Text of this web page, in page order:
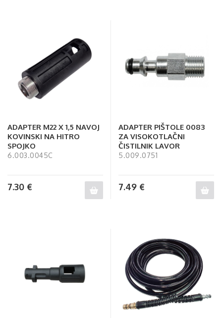
ADAPTER M22 X 1,5 NAVOJ
KOVINSKI NA HITRO
SPOJKO
6.003.0045C
7.30 €
ADAPTER PIŠTOLE 0083
ZA VISOKOTLAČNI
ČISTILNIK LAVOR
5.009.0751
7.49 €